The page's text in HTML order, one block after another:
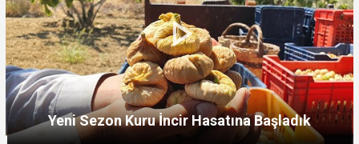
Yeni Sezon Kuru İncir Hasatına Başladık